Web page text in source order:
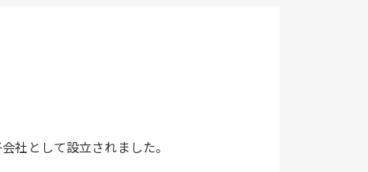
会社として設立されました。